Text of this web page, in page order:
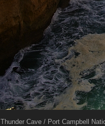
Thunder Cave / Port Campbell